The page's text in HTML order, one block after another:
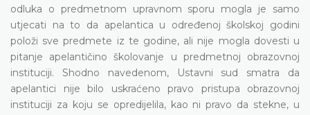
odluka o predmetnom upravnom sporu mogla je samo
utjecati na to da apelantica u određenoj školskoj godini
položi sve predmete iz te godine, ali nije mogla dovesti u
pitanje apelantičino školovanje u predmetnoj obrazovnoj
instituciji. Shodno navedenom, Ustavni sud smatra da
apelantici nije bilo uskraćeno pravo pristupa obrazovnoj
instituciji za koju se opredijelila, kao ni pravo da stekne, u